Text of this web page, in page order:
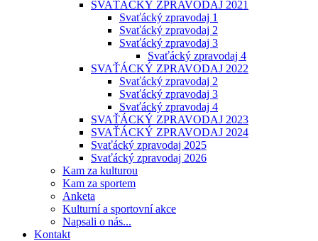
SVAŤÁCKÝ ZPRAVODAJ 2021
Svaťácký zpravodaj 1
Svaťácký zpravodaj 2
Svaťácký zpravodaj 3
Svaťácký zpravodaj 4
SVAŤÁCKÝ ZPRAVODAJ 2022
Svaťácký zpravodaj 2
Svaťácký zpravodaj 3
Svaťácký zpravodaj 4
SVAŤÁCKÝ ZPRAVODAJ 2023
SVAŤÁCKÝ ZPRAVODAJ 2024
Svaťácký zpravodaj 2025
Svaťácký zpravodaj 2026
Kam za kulturou
Kam za sportem
Anketa
Kulturní a sportovní akce
Napsali o nás...
Kontakt